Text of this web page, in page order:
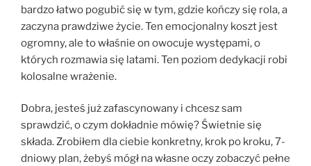
bardzo łatwo pogubić się w tym, gdzie kończy się rola, a
zaczyna prawdziwe życie. Ten emocjonalny koszt jest
ogromny, ale to właśnie on owocuje występami, o
których rozmawia się latami. Ten poziom dedykacji robi
kolosalne wrażenie.
Dobra, jesteś już zafascynowany i chcesz sam
sprawdzić, o czym dokładnie mówię? Świetnie się
składa. Zrobiłem dla ciebie konkretny, krok po kroku, 7-
dniowy plan, żebyś mógł na własne oczy zobaczyć pełne